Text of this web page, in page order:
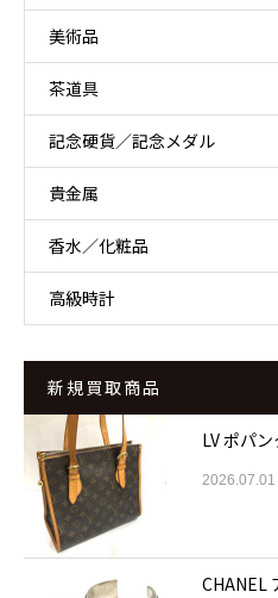
美術品
茶道具
記念硬貨／記念メダル
貴金属
香水／化粧品
高級時計
新規買取商品
LV ポパ
2026.07.01
CHANEL